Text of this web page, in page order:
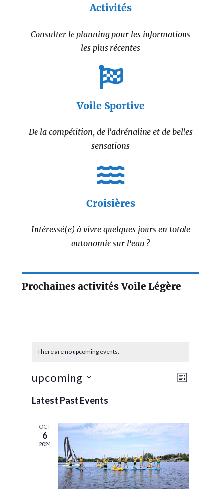
Activités
Consulter le planning pour les informations
les plus récentes
Voile Sportive
De la compétition, de l'adrénaline et de belles
sensations
Croisières
Intéressé(e) à vivre quelques jours en totale
autonomie sur l'eau ?
Prochaines activités Voile Légère
There are no upcoming events.
Views
Event
Views
LIST
upcoming
date.
Latest Past Events
OCT
6
2024